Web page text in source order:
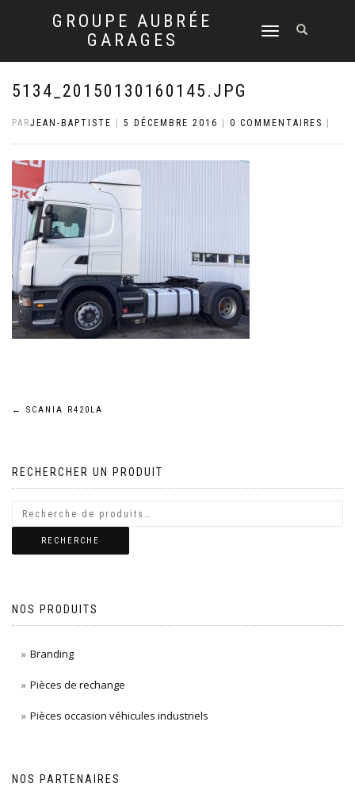
GROUPE AUBRÉE
GARAGES
DÉPLIER
NAVIGATION
5134_20150130160145.JPG
PARJEAN-BAPTISTE 5 DÉCEMBRE 2016 0 COMMENTAIRES
Navigation
l’article
← SCANIA R420LA
RECHERCHER UN PRODUIT
RECHERCHE
NOS PRODUITS
Branding
Pièces de rechange
Pièces occasion véhicules industriels
NOS PARTENAIRES